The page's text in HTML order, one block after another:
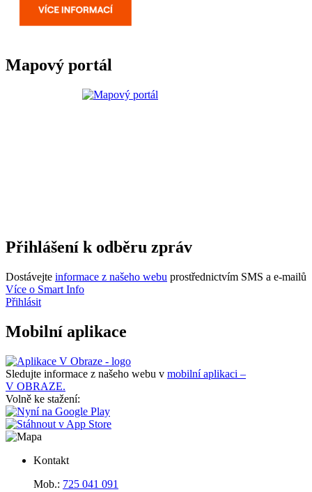
Mapový portál
Přihlášení k odběru zpráv
Dostávejte informace z našeho webu prostřednictvím SMS a e-mailů
Více o Smart Info
Přihlásit
Mobilní aplikace
Sledujte informace z našeho webu v mobilní aplikaci –
V OBRAZE.
Volně ke stažení:
Kontakt
Mob.: 725 041 091